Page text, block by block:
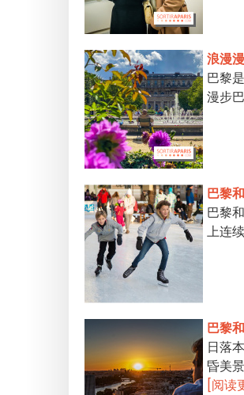
浪漫
巴黎
漫步
巴黎
巴黎
上连
巴黎
日落
昏美
[阅读